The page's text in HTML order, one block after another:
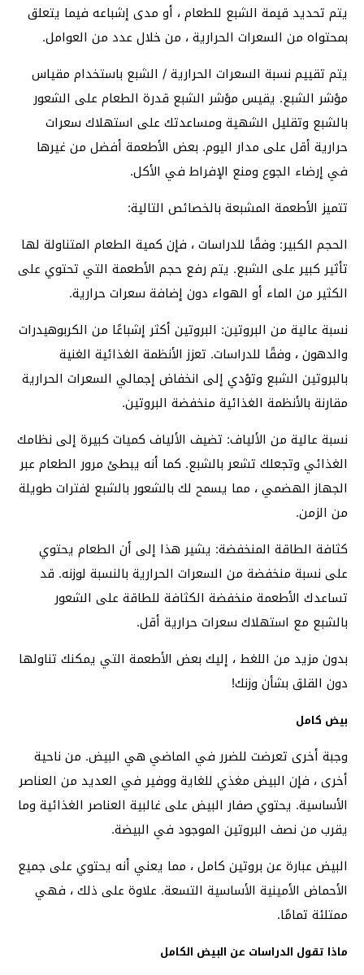
يتم تحديد قيمة الشبع للطعام ، أو مدى إشباعه فيما يتعلق
بمحتواه من السعرات الحرارية ، من خلال عدد من العوامل.
يتم تقييم نسبة السعرات الحرارية / الشبع باستخدام مقياس
مؤشر الشبع. يقيس مؤشر الشبع قدرة الطعام على الشعور
بالشبع وتقليل الشهية ومساعدتك على استهلاك سعرات
حرارية أقل على مدار اليوم. بعض الأطعمة أفضل من غيرها
في إرضاء الجوع ومنع الإفراط في الأكل.
تتميز الأطعمة المشبعة بالخصائص التالية:
الحجم الكبير: وفقًا للدراسات ، فإن كمية الطعام المتناولة لها
تأثير كبير على الشبع. يتم رفع حجم الأطعمة التي تحتوي على
الكثير من الماء أو الهواء دون إضافة سعرات حرارية.
نسبة عالية من البروتين: البروتين أكثر إشباعًا من الكربوهيدرات
والدهون ، وفقًا للدراسات. تعزز الأنظمة الغذائية الغنية
بالبروتين الشبع وتؤدي إلى انخفاض إجمالي السعرات الحرارية
مقارنة بالأنظمة الغذائية منخفضة البروتين.
نسبة عالية من الألياف: تضيف الألياف كميات كبيرة إلى نظامك
الغذائي وتجعلك تشعر بالشبع. كما أنه يبطئ مرور الطعام عبر
الجهاز الهضمي ، مما يسمح لك بالشعور بالشبع لفترات طويلة
من الزمن.
كثافة الطاقة المنخفضة: يشير هذا إلى أن الطعام يحتوي
على نسبة منخفضة من السعرات الحرارية بالنسبة لوزنه. قد
تساعدك الأطعمة منخفضة الكثافة للطاقة على الشعور
بالشبع مع استهلاك سعرات حرارية أقل.
بدون مزيد من اللغط ، إليك بعض الأطعمة التي يمكنك تناولها
دون القلق بشأن وزنك!
بيض كامل
وجبة أخرى تعرضت للضرر في الماضي هي البيض. من ناحية
أخرى ، فإن البيض مغذي للغاية ووفير في العديد من العناصر
الأساسية. يحتوي صفار البيض على غالبية العناصر الغذائية وما
يقرب من نصف البروتين الموجود في البيضة.
البيض عبارة عن بروتين كامل ، مما يعني أنه يحتوي على جميع
الأحماض الأمينية الأساسية التسعة. علاوة على ذلك ، فهي
ممتلئة تمامًا.
ماذا تقول الدراسات عن البيض الكامل